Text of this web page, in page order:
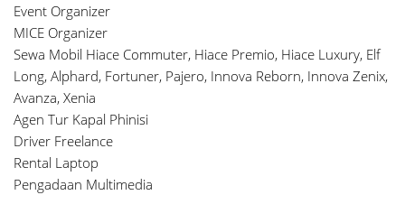
Event Organizer
MICE Organizer
Sewa Mobil Hiace Commuter, Hiace Premio, Hiace Luxury, Elf
Long, Alphard, Fortuner, Pajero, Innova Reborn, Innova Zenix,
Avanza, Xenia
Agen Tur Kapal Phinisi
Driver Freelance
Rental Laptop
Pengadaan Multimedia